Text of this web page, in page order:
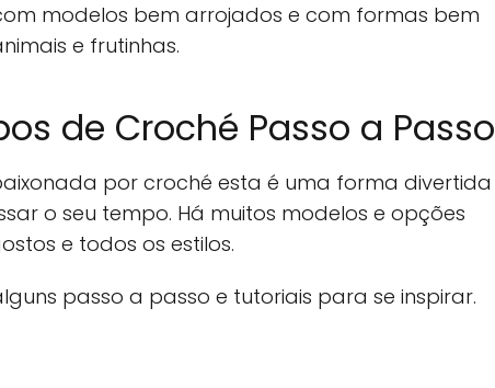
modelos bem arrojados e com formas bem
e frutinhas.
de Croché Passo a Passo
por croché esta é uma forma divertida
o seu tempo. Há muitos modelos e opções
e todos os estilos.
passo a passo e tutoriais para se inspirar.